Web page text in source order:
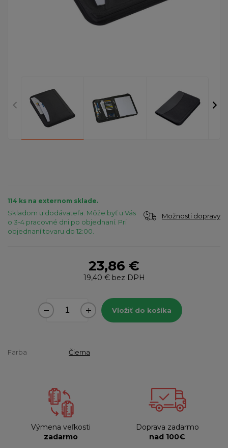
114 ks na externom sklade.
Skladom u dodávateľa. Môže byť u Vás
o 3-4 pracovné dni po objednaní. Pri
objednaní tovaru do 12:00.
Možnosti dopravy
23,86 €
19,40 €bez DPH
Vložiť do košíka
Farba Čierna
Výmena veľkosti
zadarmo
Doprava zadarmo
nad 100€